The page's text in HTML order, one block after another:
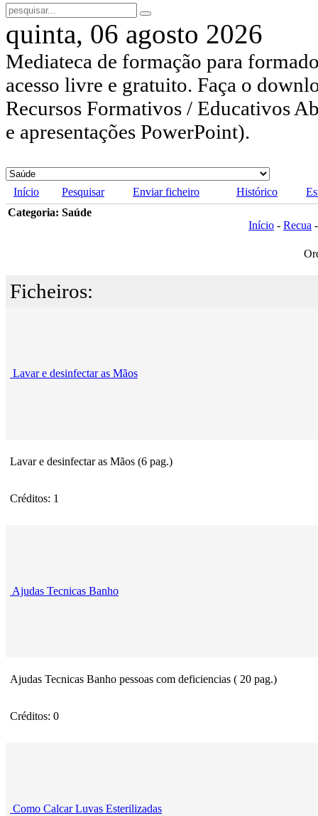
quinta, 06 agosto 2026
Mediateca de formação para
acesso livre e gratuito. Faça o
Recursos Formativos / Educativos
e apresentações PowerPoint).
Início Pesquisar Enviar ficheiro Histórico
Categoria: Saúde
Início - Recua
Ficheiros:
Lavar e desinfectar as Mãos
Lavar e desinfectar as Mãos (6 pag.)
Créditos: 1
Ajudas Tecnicas Banho
Ajudas Tecnicas Banho pessoas com deficiencias ( 20 pag.)
Créditos: 0
Como Calcar Luvas Esterilizadas